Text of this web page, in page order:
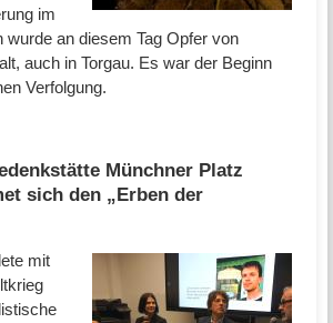
im
wurde an diesem Tag Opfer von
auch in Torgau. Es war der Beginn
Verfolgung.
Münchner Platz
sich den „Erben der
mit